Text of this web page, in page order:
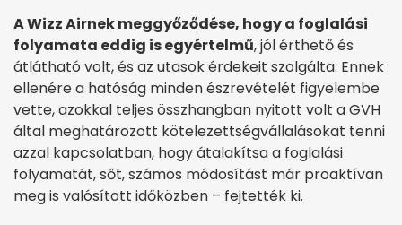
A Wizz Airnek meggyőződése, hogy a foglalási
folyamata eddig is egyértelmű, jól érthető és
átlátható volt, és az utasok érdekeit szolgálta. Ennek
ellenére a hatóság minden észrevételét figyelembe
vette, azokkal teljes összhangban nyitott volt a GVH
által meghatározott kötelezettségvállalásokat tenni
azzal kapcsolatban, hogy átalakítsa a foglalási
folyamatát, sőt, számos módosítást már proaktívan
meg is valósított időközben – fejtették ki.